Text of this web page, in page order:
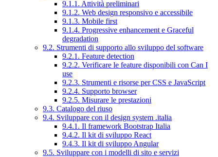
9.1.1. Attività preliminari
9.1.2. Web design responsivo e accessibile
9.1.3. Mobile first
9.1.4. Progressive enhancement e Graceful
degradation
9.2. Strumenti di supporto allo sviluppo del software
9.2.1. Feature detection
9.2.2. Verificare le feature disponibili con Can I
use
9.2.3. Strumenti e risorse per CSS e JavaScript
9.2.4. Supporto browser
9.2.5. Misurare le prestazioni
9.3. Catalogo del riuso
9.4. Sviluppare con il design system .italia
9.4.1. Il framework Bootstrap Italia
9.4.2. Il kit di sviluppo React
9.4.3. Il kit di sviluppo Angular
9.5. Sviluppare con i modelli di sito e servizi